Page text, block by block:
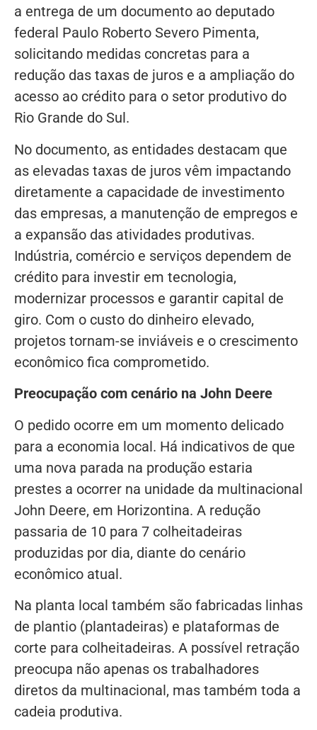
a entrega de um documento ao deputado
federal Paulo Roberto Severo Pimenta,
solicitando medidas concretas para a
redução das taxas de juros e a ampliação do
acesso ao crédito para o setor produtivo do
Rio Grande do Sul.
No documento, as entidades destacam que
as elevadas taxas de juros vêm impactando
diretamente a capacidade de investimento
das empresas, a manutenção de empregos e
a expansão das atividades produtivas.
Indústria, comércio e serviços dependem de
crédito para investir em tecnologia,
modernizar processos e garantir capital de
giro. Com o custo do dinheiro elevado,
projetos tornam-se inviáveis e o crescimento
econômico fica comprometido.
Preocupação com cenário na John Deere
O pedido ocorre em um momento delicado
para a economia local. Há indicativos de que
uma nova parada na produção estaria
prestes a ocorrer na unidade da multinacional
John Deere, em Horizontina. A redução
passaria de 10 para 7 colheitadeiras
produzidas por dia, diante do cenário
econômico atual.
Na planta local também são fabricadas linhas
de plantio (plantadeiras) e plataformas de
corte para colheitadeiras. A possível retração
preocupa não apenas os trabalhadores
diretos da multinacional, mas também toda a
cadeia produtiva.